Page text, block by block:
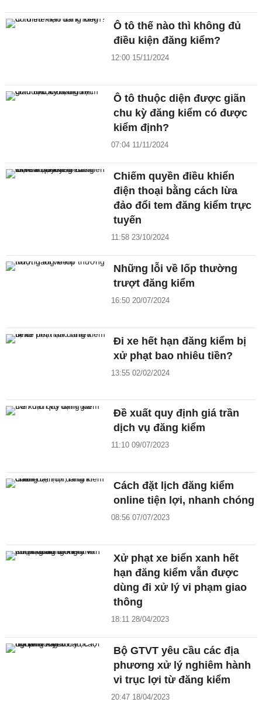
Ô tô thế nào thì không đủ
điều kiện đăng kiểm?
12:00 15/11/2024
Ô tô thuộc diện được giãn
chu kỳ đăng kiểm có được
kiểm định?
07:04 11/11/2024
Chiếm quyền điều khiển
điện thoại bằng cách lừa
đảo đổi tem đăng kiểm trực
tuyến
11:58 23/10/2024
Những lỗi về lốp thường
trượt đăng kiểm
16:50 20/07/2024
Đi xe hết hạn đăng kiểm bị
xử phạt bao nhiêu tiền?
13:55 02/02/2024
Đề xuất quy định giá trần
dịch vụ đăng kiểm
11:10 09/07/2023
Cách đặt lịch đăng kiểm
online tiện lợi, nhanh chóng
08:56 07/07/2023
Xử phạt xe biển xanh hết
hạn đăng kiểm vẫn được
dùng đi xử lý vi phạm giao
thông
18:11 28/04/2023
Bộ GTVT yêu cầu các địa
phương xử lý nghiêm hành
vi trục lợi từ đăng kiểm
20:47 18/04/2023